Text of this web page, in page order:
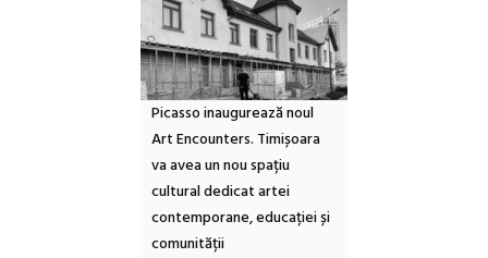
Picasso inaugurează noul
Art Encounters. Timișoara
va avea un nou spațiu
cultural dedicat artei
contemporane, educației și
comunității